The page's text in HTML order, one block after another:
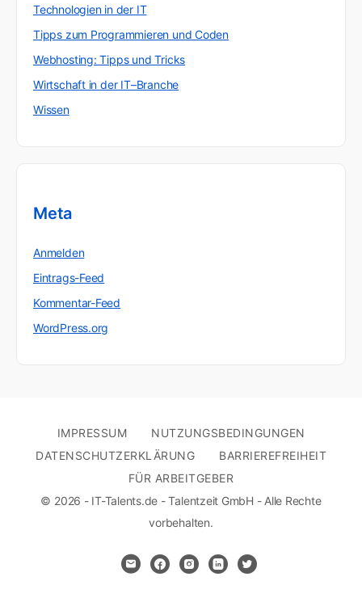
Technologien in der IT
Tipps zum Programmieren und Coden
Webhosting: Tipps und Tricks
Wirtschaft in der IT–Branche
Wissen
Meta
Anmelden
Eintrags-Feed
Kommentar-Feed
WordPress.org
IMPRESSUM
NUTZUNGSBEDINGUNGEN
DATENSCHUTZERKLÄRUNG
BARRIEREFREIHEIT
FÜR ARBEITGEBER
© 2026 - IT-Talents.de - Talentzeit GmbH - Alle Rechte
vorbehalten.